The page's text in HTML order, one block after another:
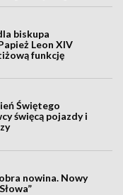
biskupa
Leon XIV
funkcję
Świętego
święcą pojazdy i
nowina. Nowy